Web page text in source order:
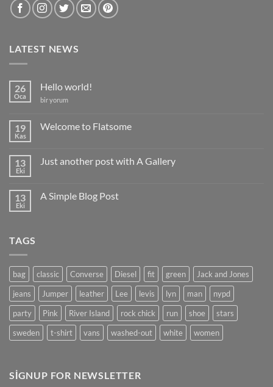
LATEST NEWS
26
Oca
Hello world!
Hello
bir yorum
19
Kas
Welcome to Flatsome
to
13
Eki
Just another post with A Gallery
another
13
Eki
A Simple Blog Post
TAGS
bag classic Converse Diesel fit green
Jack and Jones
jeans
Jumper leather Lee levis lyn man
nypd
party
Pink River Island rock chick run shoe
stars
sweden
t-shirt vans washed-out white women
SIGNUP FOR NEWSLETTER